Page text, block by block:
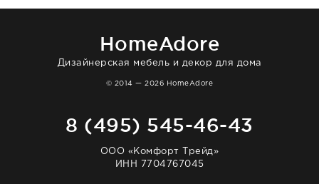
HomeAdore
Дизайнерская мебель и декор для дома
© 2014 — 2026 HomeAdore
8 (495) 545-46-43
ООО «Комфорт Трейд»
ИНН 7704767045